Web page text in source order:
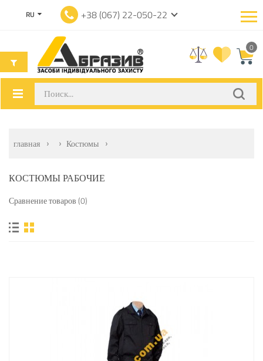
RU +38 (067) 22-050-22
0
главная Костюмы
КОСТЮМЫ РАБОЧИЕ
Сравнение товаров (0)